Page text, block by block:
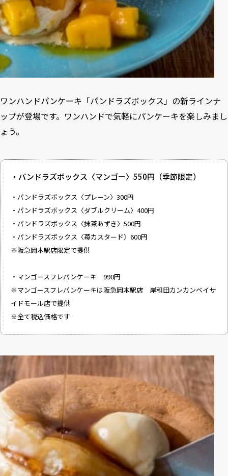
ワンハンドパンケーキ「パンドラズボックス」の新ラインナ
ップが登場です。ワンハンドで気軽にパンケーキを楽しみまし
ょう。
・パンドラズボックス〈マンゴー〉550円（季節限定）
・パンドラズボックス〈プレーン〉300円
・パンドラズボックス〈ダブルクリーム〉400円
・パンドラズボックス〈抹茶あずき〉500円
・パンドラズボックス〈苺カスタード〉600円
※阪急岡本駅店限定で提供
・マンゴースフレパンケーキ 990円
※マンゴースフレパンケーキは阪急岡本駅店 岸和田カンカンベイサ
イドモール店で提供
※全て税込価格です